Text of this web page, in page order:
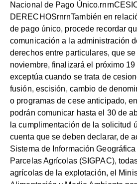
Nacional de Pago
DERECHOSrnrnTambién en
de pago único, procede recordar
comunicación a la administración
derechos entre particulares, que
noviembre, finalizará el próximo
exceptúa cuando se trata de
fusión, escisión, cambio de
o programas de cese anticipado,
podrán comunicar hasta el 30 de
la cumplimentación de la solicitud
cuenta que se deben declarar, de
Sistema de Información
Parcelas Agrícolas (SIGPAC),
agrícolas de la explotación, el